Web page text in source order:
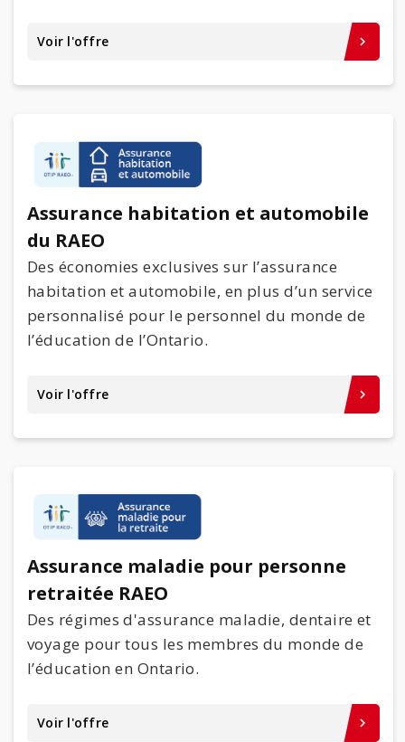
Voir l'offre keyboard_arrow_right
Assurance habitation et automobile
du RAEO
Des économies exclusives sur l’assurance
habitation et automobile, en plus d’un service
personnalisé pour le personnel du monde de
l’éducation de l’Ontario.
Voir l'offre keyboard_arrow_right
Assurance maladie pour personne
retraitée RAEO
Des régimes d'assurance maladie, dentaire et
voyage pour tous les membres du monde de
l’éducation en Ontario.
Voir l'offre keyboard_arrow_right